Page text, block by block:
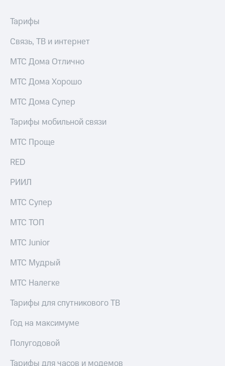
Контроль
аудит
акций
Описание
Программа
приобретения
Порядок
акций
Еврооблигации-2023
о
именных
Другое
Регистратор
Контакты
развитие
деловая этика
На главную
Тарифы
Связь, ТВ и интернет
МТС Дома Отлично
МТС Дома Хорошо
МТС Дома Супер
Тарифы мобильной связи
МТС Проще
RED
РИИЛ
МТС Супер
МТС ТОП
МТС Junior
МТС Мудрый
МТС Налегке
Тарифы для спутникового ТВ
Год на максимуме
Полугодовой